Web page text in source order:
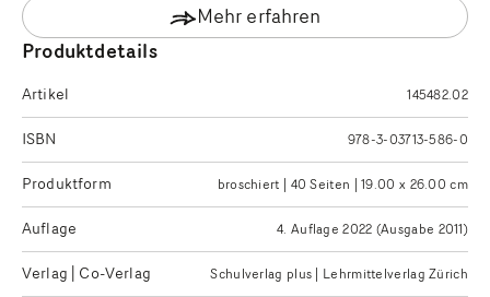
Mehr erfahren
Produktdetails
Artikel 145482.02
ISBN 978-3-03713-586-0
Produktform broschiert | 40 Seiten | 19.00 x 26.00 cm
Auflage 4. Auflage 2022 (Ausgabe 2011)
Verlag | Co-Verlag Schulverlag plus | Lehrmittelverlag Zürich